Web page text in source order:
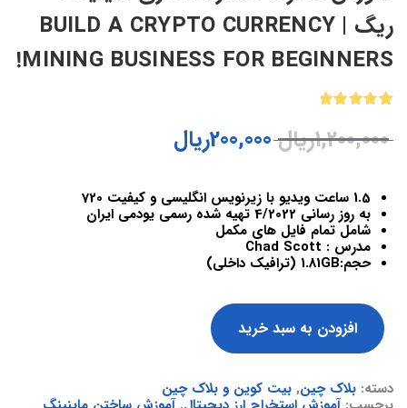
ریگ | BUILD A CRYPTO CURRENCY
MINING BUSINESS FOR BEGINNERS!
از 5
در
1,200,000ریال 200,000ریال
1.5 ساعت ویدیو با زیرنویس انگلیسی و کیفیت 720
به روز رسانی 4/2022 تهیه شده رسمی یودمی ایران
شامل تمام فایل های مکمل
مدرس : Chad Scott
حجم:1.81GB (ترافیک داخلی)
افزودن به سبد خرید
دسته: بلاک چین, بیت کوین و بلاک چین